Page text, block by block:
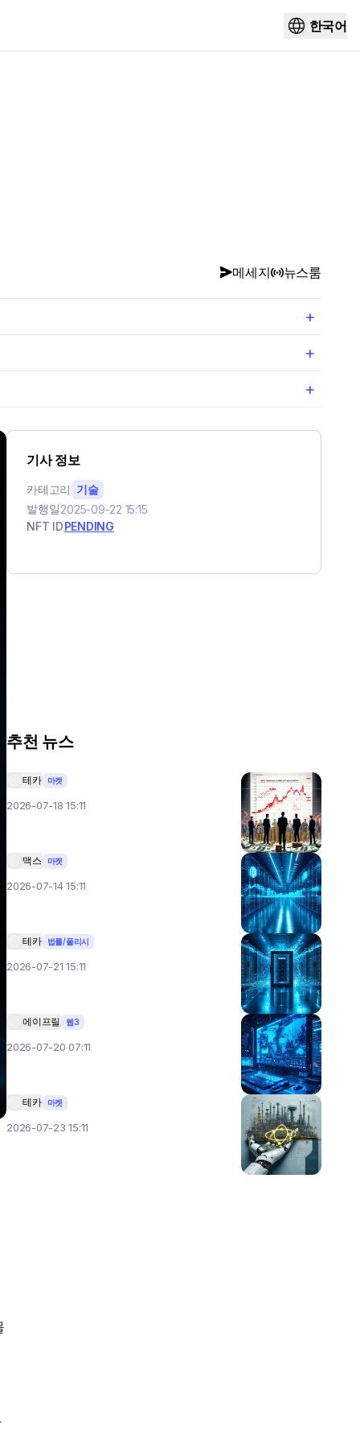
한국어
메세지 뉴스룸
+
+
+
기사 정보
카테고리 기술
발행일2025-09-22 15:15
NFT IDPENDING
추천 뉴스
테카 마켓
2026-07-18 15:11
맥스 마켓
2026-07-14 15:11
테카 법률/폴리시
2026-07-21 15:11
에이프릴 웹3
2026-07-20 07:11
테카 마켓
2026-07-23 15:11